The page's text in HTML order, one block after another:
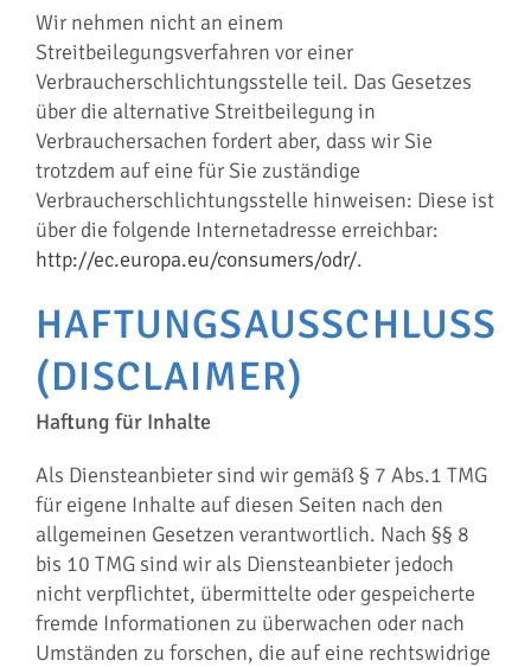
Wir nehmen nicht an einem
Streitbeilegungsverfahren vor einer
Verbraucherschlichtungsstelle teil. Das Gesetzes
über die alternative Streitbeilegung in
Verbrauchersachen fordert aber, dass wir Sie
trotzdem auf eine für Sie zuständige
Verbraucherschlichtungsstelle hinweisen: Diese ist
über die folgende Internetadresse erreichbar:
http://ec.europa.eu/consumers/odr/.
HAFTUNGSAUSSCHLUSS
(DISCLAIMER)
Haftung für Inhalte
Als Diensteanbieter sind wir gemäß § 7 Abs.1 TMG
für eigene Inhalte auf diesen Seiten nach den
allgemeinen Gesetzen verantwortlich. Nach §§ 8
bis 10 TMG sind wir als Diensteanbieter jedoch
nicht verpflichtet, übermittelte oder gespeicherte
fremde Informationen zu überwachen oder nach
Umständen zu forschen, die auf eine rechtswidrige